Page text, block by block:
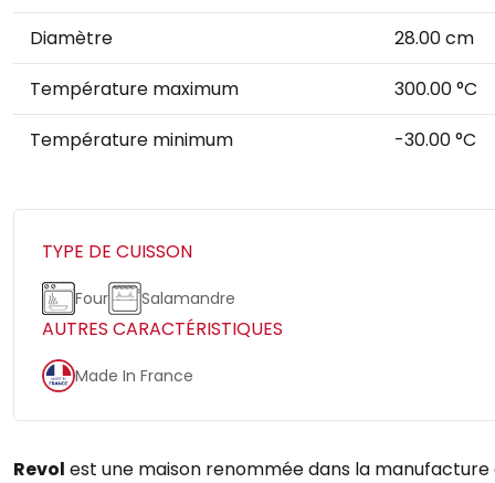
Diamètre
28.00 cm
Température maximum
300.00 °C
Température minimum
-30.00 °C
TYPE DE CUISSON
Four Salamandre
AUTRES CARACTÉRISTIQUES
Made In France
Revol est une maison renommée dans la